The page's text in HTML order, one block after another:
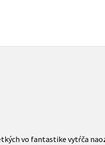
vo fantastike vytŕča